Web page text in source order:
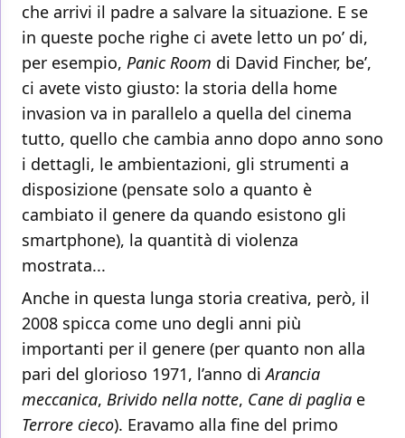
che arrivi il padre a salvare la situazione. E se
in queste poche righe ci avete letto un po’ di,
per esempio, Panic Room di David Fincher, be’,
ci avete visto giusto: la storia della home
invasion va in parallelo a quella del cinema
tutto, quello che cambia anno dopo anno sono
i dettagli, le ambientazioni, gli strumenti a
disposizione (pensate solo a quanto è
cambiato il genere da quando esistono gli
smartphone), la quantità di violenza
mostrata...
Anche in questa lunga storia creativa, però, il
2008 spicca come uno degli anni più
importanti per il genere (per quanto non alla
pari del glorioso 1971, l’anno diArancia
meccanica, Brivido nella notte, Cane di paglia e
Terrore cieco). Eravamo alla fine del primo